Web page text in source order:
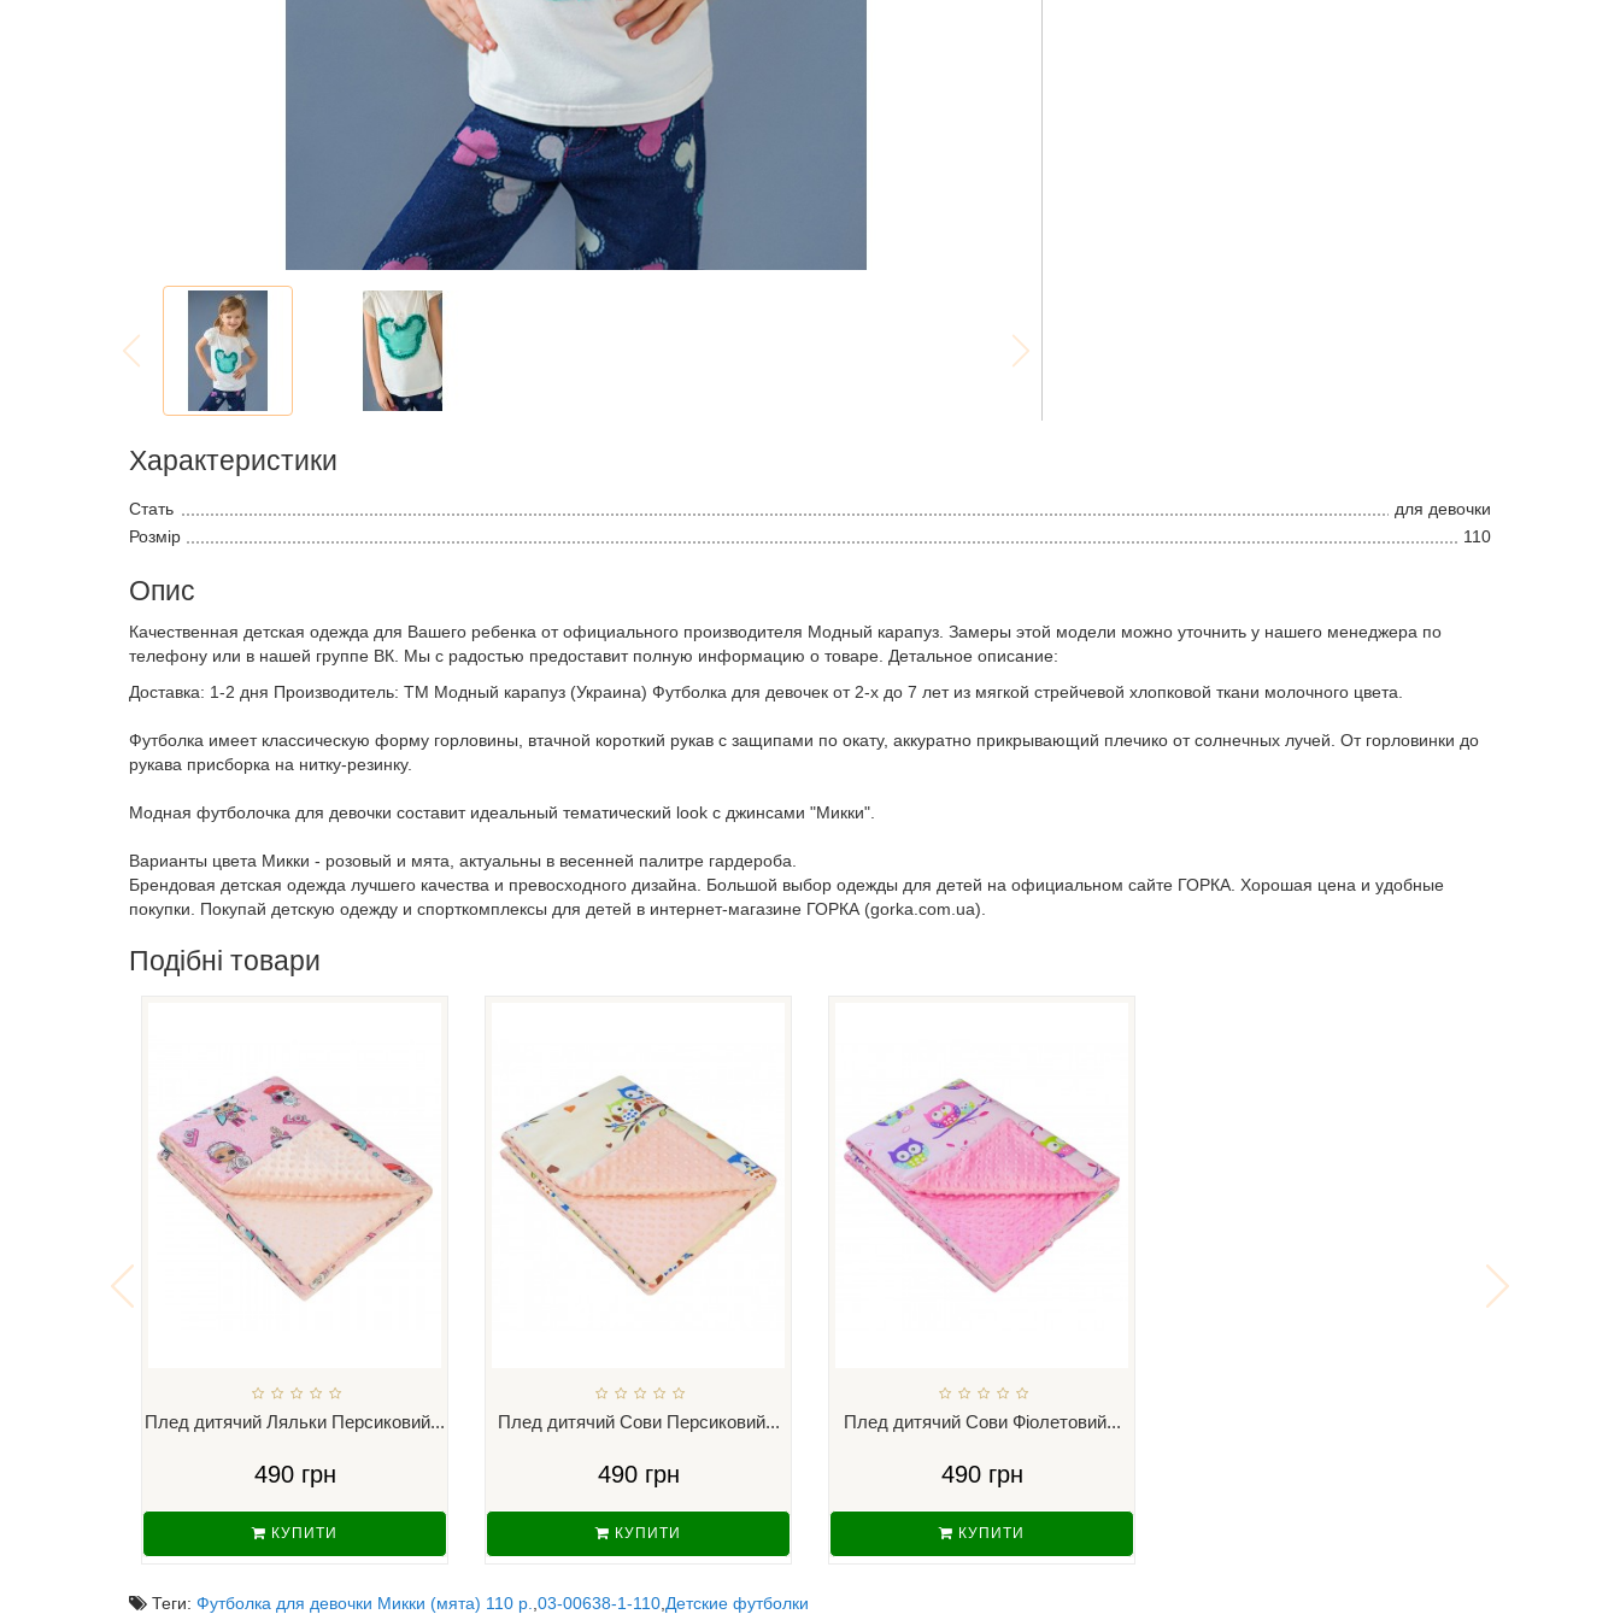
Характеристики
Стать
для девочки
Розмір
110
Опис
Качественная детская одежда для Вашего ребенка от официального производителя Модный карапуз. Замеры этой модели можно уточнить у нашего менеджера по
телефону или в нашей группе ВК. Мы с радостью предоставит полную информацию о товаре. Детальное описание:
Доставка: 1-2 дня Производитель: ТМ Модный карапуз (Украина) Футболка для девочек от 2-х до 7 лет из мягкой стрейчевой хлопковой ткани молочного цвета.
Футболка имеет классическую форму горловины, втачной короткий рукав с защипами по окату, аккуратно прикрывающий плечико от солнечных лучей. От горловинки до
рукава присборка на нитку-резинку.
Модная футболочка для девочки составит идеальный тематический look с джинсами "Микки".
Варианты цвета Микки - розовый и мята, актуальны в весенней палитре гардероба.
Брендовая детская одежда лучшего качества и превосходного дизайна. Большой выбор одежды для детей на официальном сайте ГОРКА. Хорошая цена и удобные
покупки. Покупай детскую одежду и спорткомплексы для детей в интернет-магазине ГОРКА (gorka.com.ua).
Подібні товари
Плед дитячий Ляльки Персиковий...
490 грн
КУПИТИ
Плед дитячий Сови Персиковий...
490 грн
КУПИТИ
Плед дитячий Сови Фіолетовий...
490 грн
КУПИТИ
Теги: Футболка для девочки Микки (мята) 110 р. 03-00638-1-110 Детские футболки